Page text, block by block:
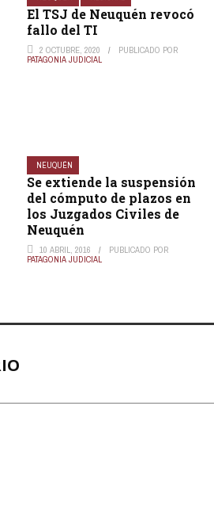
El TSJ de Neuquén revocó
fallo del TI
2 OCTUBRE, 2020
PUBLICADO POR
PATAGONIA JUDICIAL
NEUQUÉN
Se extiende la suspensión
del cómputo de plazos en
los Juzgados Civiles de
Neuquén
10 ABRIL, 2016
PUBLICADO POR
PATAGONIA JUDICIAL